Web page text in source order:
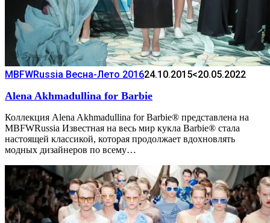
MBFWRussia Весна-Лето 201624.10.2015<20.05.2022
Alena Akhmadullina for Barbie
Коллекция Alena Akhmadullina for Barbie® представлена на
MBFWRussia Известная на весь мир кукла Barbie® стала
настоящей классикой, которая продолжает вдохновлять
модных дизайнеров по всему…